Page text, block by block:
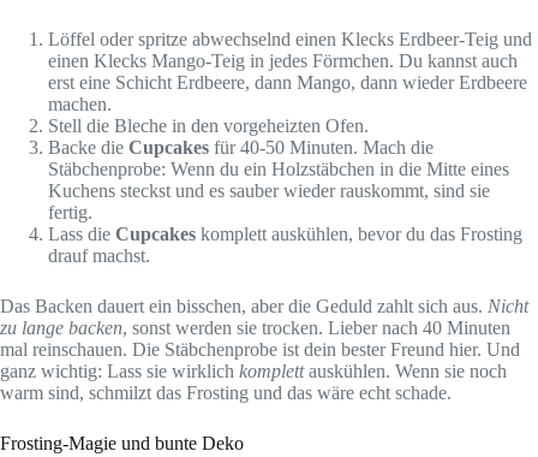
Löffel oder spritze abwechselnd einen Klecks Erdbeer-Teig und
einen Klecks Mango-Teig in jedes Förmchen. Du kannst auch
erst eine Schicht Erdbeere, dann Mango, dann wieder Erdbeere
machen.
Stell die Bleche in den vorgeheizten Ofen.
Backe die Cupcakes für 40-50 Minuten. Mach die
Stäbchenprobe: Wenn du ein Holzstäbchen in die Mitte eines
Kuchens steckst und es sauber wieder rauskommt, sind sie
fertig.
Lass die Cupcakes komplett auskühlen, bevor du das Frosting
drauf machst.
Das Backen dauert ein bisschen, aber die Geduld zahlt sich aus. Nicht
zu lange backen, sonst werden sie trocken. Lieber nach 40 Minuten
mal reinschauen. Die Stäbchenprobe ist dein bester Freund hier. Und
ganz wichtig: Lass sie wirklich komplettauskühlen. Wenn sie noch
warm sind, schmilzt das Frosting und das wäre echt schade.
Frosting-Magie und bunte Deko